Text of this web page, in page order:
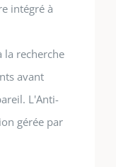
intégré à
la recherche
avant
L'Anti-
gérée par